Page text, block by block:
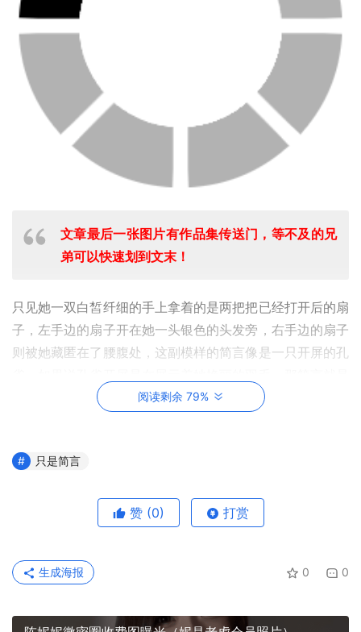
文章最后一张图片有作品集传送门，等不及的兄
弟可以快速划到文末！
只见她一双白皙纤细的手上拿着的是两把把已经打开后的扇
子，左手边的扇子开在她一头银色的头发旁，右手边的扇子
则被她藏匿在了腰腹处，这副模样的简言像是一只开屏的孔
在将她养眼的身体线条通过这种方式展示的淋漓尽致。
阅读剩余 79%
只是简言
赞 (0) 打赏
0 0
生成海报